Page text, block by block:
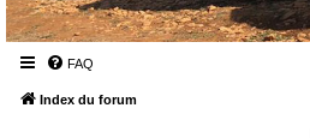
FAQ
Index du forum